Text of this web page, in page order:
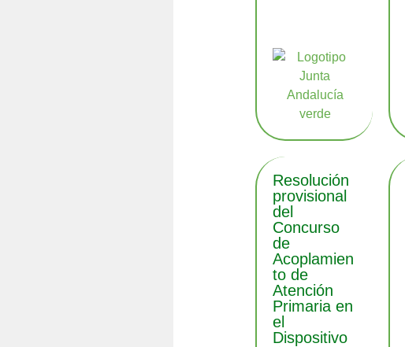
Resolución
provisional
del
Concurso
de
Acoplamien
to de
Atención
Primaria en
el
Dispositivo